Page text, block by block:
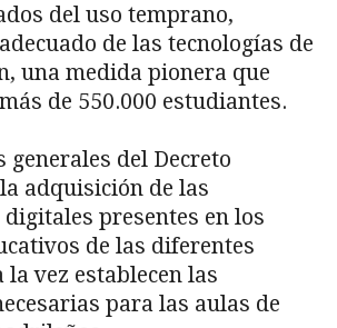
del uso temprano,
de las tecnologías de
una medida pionera que
de 550.000 estudiantes.
del Decreto
adquisición de las
digitales presentes en los
de las diferentes
la vez establecen las
para las aulas de